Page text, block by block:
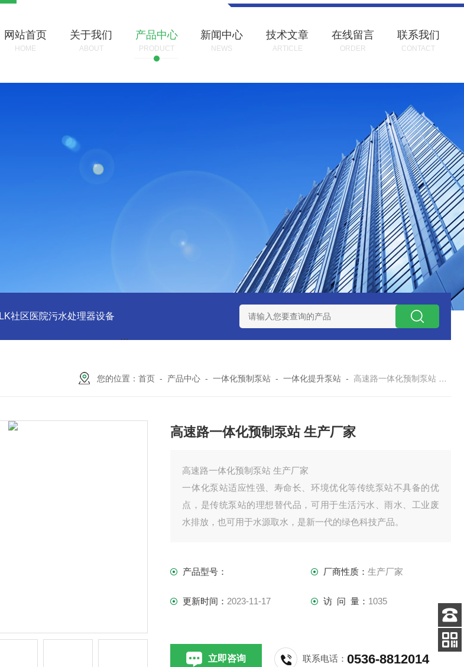
网站首页
HOME
关于我们
ABOUT
产品中心
PRODUCT
新闻中心
NEWS
技术文章
ARTICLE
在线留言
ORDER
联系我们
CONTACT
LK社区医院污水处理器设备 LK康复医院废水处理器设备 LK康复医院污水处理
您的位置：首页 - 产品中心 -一体化预制泵站 -一体化提升泵站 - 高速路一体化预制泵站 生产厂家
高速路一体化预制泵站 生产厂家
高速路一体化预制泵站 生产厂家
一体化泵站适应性强、寿命长、环境优化等传统泵站不具备的优
点，是传统泵站的理想替代品，可用于生活污水、雨水、工业废
水排放，也可用于水源取水，是新一代的绿色科技产品。
产品型号： 厂商性质： 生产厂家
更新时间： 2023-11-17 访 问 量： 1035
立即咨询 联系电话：0536-8812014
客服
电话